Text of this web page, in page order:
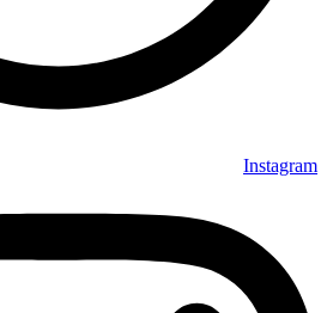
Instagram